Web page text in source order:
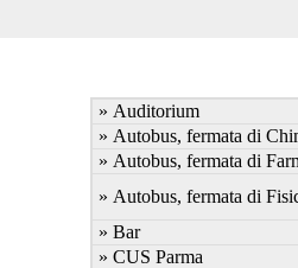
» Auditorium
» Autobus, fermata di
» Autobus, fermata di
» Autobus, fermata di
» Bar
» CUS Parma